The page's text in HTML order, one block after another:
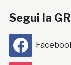
Segui la